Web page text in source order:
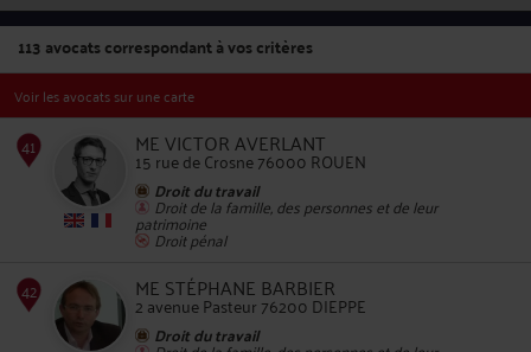
113avocats correspondant à vos critères
Voir les avocats sur une carte
ME VICTOR AVERLANT
15 rue de Crosne 76000 ROUEN
Droit du travail
Droit de la famille, des personnes et de leur
patrimoine
Droit pénal
ME STÉPHANE BARBIER
2 avenue Pasteur 76200 DIEPPE
Droit du travail